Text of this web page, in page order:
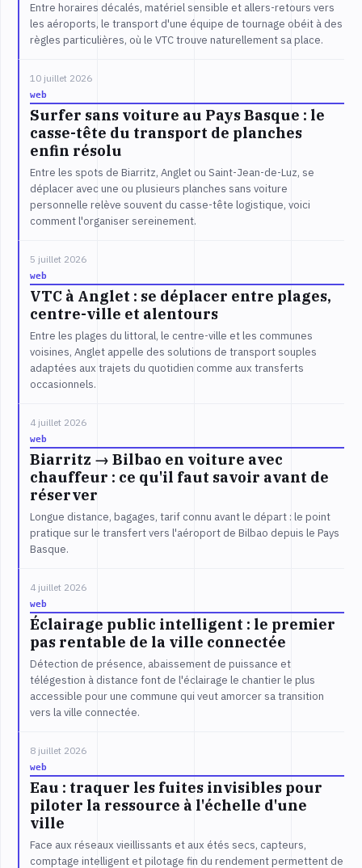
Entre horaires décalés, matériel sensible et allers-retours vers
les aéroports, le transport d'une équipe de tournage obéit à des
règles particulières, où le VTC trouve naturellement sa place.
10 juillet 2026
web
Surfer sans voiture au Pays Basque : le
casse-tête du transport de planches
enfin résolu
Entre les spots de Biarritz, Anglet ou Saint-Jean-de-Luz, se
déplacer avec une ou plusieurs planches sans voiture
personnelle relève souvent du casse-tête logistique, voici
comment l'organiser sereinement.
5 juillet 2026
web
VTC à Anglet : se déplacer entre plages,
centre-ville et alentours
Entre les plages du littoral, le centre-ville et les communes
voisines, Anglet appelle des solutions de transport souples
adaptées aux trajets du quotidien comme aux transferts
occasionnels.
4 juillet 2026
web
Biarritz → Bilbao en voiture avec
chauffeur : ce qu'il faut savoir avant de
réserver
Longue distance, bagages, tarif connu avant le départ : le point
pratique sur le transfert vers l'aéroport de Bilbao depuis le Pays
Basque.
4 juillet 2026
web
Éclairage public intelligent : le premier
pas rentable de la ville connectée
Détection de présence, abaissement de puissance et
télégestion à distance font de l'éclairage le chantier le plus
accessible pour une commune qui veut amorcer sa transition
vers la ville connectée.
8 juillet 2026
web
Eau : traquer les fuites invisibles pour
piloter la ressource à l'échelle d'une
ville
Face aux réseaux vieillissants et aux étés secs, capteurs,
comptage intelligent et pilotage fin du rendement permettent de